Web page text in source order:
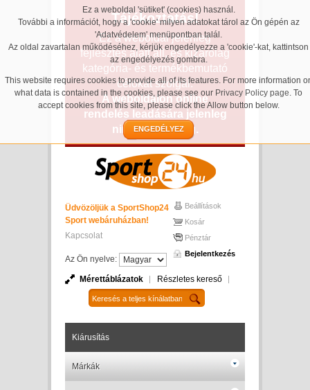
Ez a weboldal 'sütiket' (cookies) használ.
További a információt, hogy a 'cookie' milyen adatokat tárol az Ön gépén az
'Adatvédelem' menüpontban talál.
Az oldal zavartalan működéséhez, kérjük engedélyezze a 'cookie'-kat, kattintson
az engedélyezés gombra.
This website requires cookies to provide all of its features. For more information
what data is contained in the cookies, please see our Privacy Policy page. To
accept cookies from this site, please click the Allow button below.
ENGEDÉLYEZ
Tájékoztatás!
Ez a weboldal jelenleg
fejlesztés alatt áll, és kizárólag
kategória- és termékbemutató
célokat szolgál.
A weboldalon online
rendelés leadására jelenleg
nincs lehetőség.
Üdvözöljük a SportShop24
Sport webáruházban!
Kapcsolat
Az Ön nyelve:
Beállítások
Kosár
Pénztár
Bejelentkezés
Mérettáblázatok Részletes kereső
Kiárusítás
Márkák